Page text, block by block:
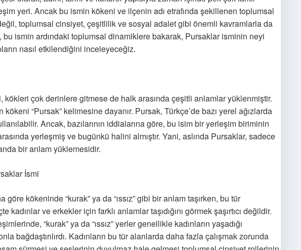
yeri. Ancak bu ismin kökeni ve ilçenin adı etrafında şekillenen toplumsal
toplumsal cinsiyet, çeşitlilik ve sosyal adalet gibi önemli kavramlarla da
ismin ardındaki toplumsal dinamiklere bakarak, Pursaklar isminin neyi
nasıl etkilendiğini inceleyeceğiz.
kökleri çok derinlere gitmese de halk arasında çeşitli anlamlar yüklenmiştir.
“Pursak” kelimesine dayanır. Pursak, Türkçe’de bazı yerel ağızlarda
Ancak, bazılarının iddialarına göre, bu isim bir yerleşim biriminin
yerleşmiş ve bugünkü halini almıştır. Yani, aslında Pursaklar, sadece
bir anlam yüklemesidir.
İsmi
göre kökeninde “kurak” ya da “ıssız” gibi bir anlam taşırken, bu tür
kadınlar ve erkekler için farklı anlamlar taşıdığını görmek şaşırtıcı değildir.
“kurak” ya da “ıssız” yerler genellikle kadınların yaşadığı
bağdaştırılırdı. Kadınların bu tür alanlarda daha fazla çalışmak zorunda